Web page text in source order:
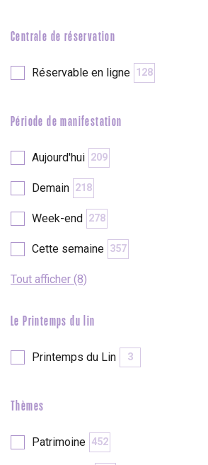
Seine
Centrale de réservation
Réservable en ligne 128
Période de manifestation
Aujourd'hui 209
Demain 218
Week-end 278
Cette semaine 357
Tout afficher (8)
Le Printemps du lin
Printemps du Lin 3
Thèmes
Patrimoine 452